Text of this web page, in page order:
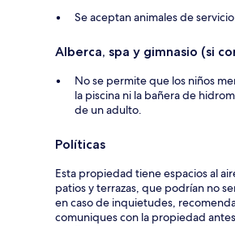
Se aceptan animales de
Alberca, spa y gimnasio (si
No se permite que los niños
la piscina ni la bañera de
de un adulto.
Políticas
Esta propiedad tiene espacios al
patios y terrazas, que podrían no
en caso de inquietudes,
comuniques con la propiedad